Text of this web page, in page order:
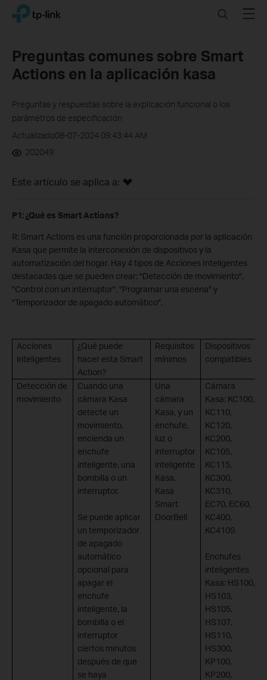
Click
navigation
TP-Link, Reliably Smart SearchMenu
Preguntas comunes sobre Smart
Actions en la aplicación kasa
Preguntas y respuestas sobre la explicación funcional o los
parámetros de especificación
Actualizado08-07-2024 09:43:44 AM
202049
Este artículo se aplica a:
P1: ¿Qué es Smart Actions?
R: Smart Actions es una función proporcionada por la aplicación
Kasa que permite la interconexión de dispositivos y la
automatización del hogar. Hay 4 tipos de Acciones Inteligentes
destacadas que se pueden crear: "Detección de movimiento",
"Control con un interruptor", "Programar una escena" y
"Temporizador de apagado automático".
Acciones
inteligentes
¿Qué puede
hacer esta Smart
Action?
Requisitos
mínimos
Dispositivos
compatibles
Detección de
movimiento
Cuando una
cámara Kasa
detecte un
movimiento,
encienda un
enchufe
inteligente, una
bombilla o un
interruptor.
Se puede aplicar
un temporizador
de apagado
automático
opcional para
apagar el
enchufe
inteligente, la
bombilla o el
interruptor
ciertos minutos
después de que
se haya
Una
cámara
Kasa, y un
enchufe,
luz o
interruptor
inteligente
Kasa,
Kasa
Smart
DoorBell
Cámara
Kasa: KC100,
KC110,
KC120,
KC200,
KC105,
KC115,
KC300,
KC310,
EC70, EC60,
KC400,
KC410S
Enchufes
inteligentes
Kasa: HS100,
HS103,
HS105,
HS107,
HS110,
HS300,
KP100,
KP200,